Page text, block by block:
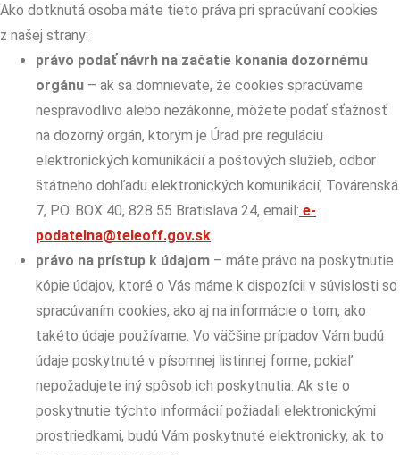
Ako dotknutá osoba máte tieto práva pri spracúvaní cookies
z našej strany:
právo podať návrh na začatie konania dozornému
orgánu – ak sa domnievate, že cookies spracúvame
nespravodlivo alebo nezákonne, môžete podať sťažnosť
na dozorný orgán, ktorým je Úrad pre reguláciu
elektronických komunikácií a poštových služieb, odbor
štátneho dohľadu elektronických komunikácií, Továrenská
7, P.O. BOX 40, 828 55 Bratislava 24, email: e-
podatelna@teleoff.gov.sk
právo na prístup k údajom – máte právo na poskytnutie
kópie údajov, ktoré o Vás máme k dispozícii v súvislosti so
spracúvaním cookies, ako aj na informácie o tom, ako
takéto údaje používame. Vo väčšine prípadov Vám budú
údaje poskytnuté v písomnej listinnej forme, pokiaľ
nepožadujete iný spôsob ich poskytnutia. Ak ste o
poskytnutie týchto informácií požiadali elektronickými
prostriedkami, budú Vám poskytnuté elektronicky, ak to